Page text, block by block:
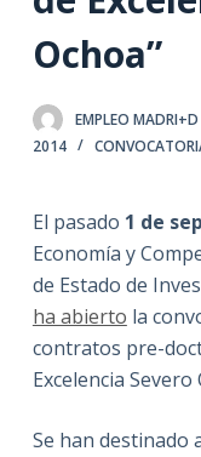
Ochoa”
EMPLEO MADRI+D
2014
El pasado 1 de
Economía y
de Estado de
ha abierto la
contratos pre-
Excelencia Severo
Se han destinado